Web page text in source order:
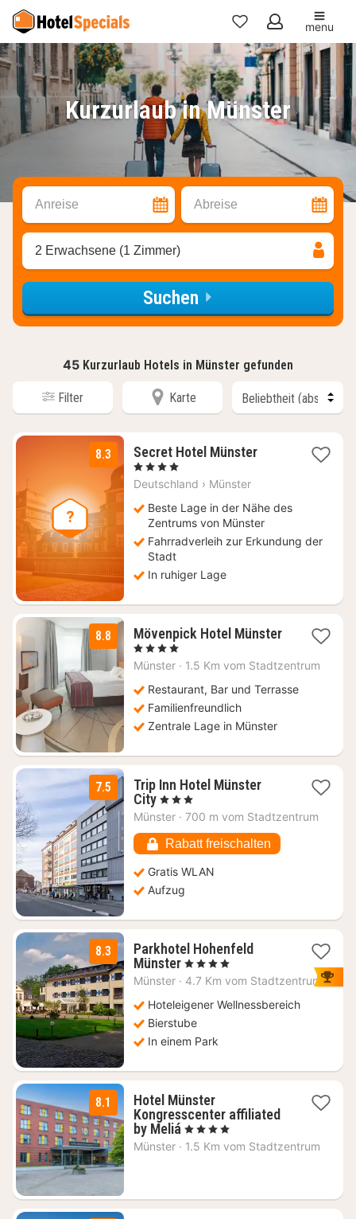
Meine
Favoriten
menu
Kurzurlaub in Münster
Anreise Abreise
2 Erwachsene (1 Zimmer)
Suchen
45 Kurzurlaub Hotels in Münster gefunden
Filter Karte
8.3 Secret Hotel Münster1
€
, 4 Sterne
Deutschland › Münster
Beste Lage in der Nähe des
Zentrums von Münster
Fahrradverleih zur Erkundung der
Stadt
In ruhiger Lage
8.8
Mövenpick Hotel Münster
2
Nächte
146,30
€
, 4 Sterne
Münster · 1.5 Km vom Stadtzentrum
Restaurant, Bar und Terrasse
Familienfreundlich
Zentrale Lage in Münster
7.5
Trip Inn Hotel Münster
City1
Nacht
72,83
€
, 3 Sterne
Münster · 700 m vom Stadtzentrum
Rabatt freischalten
Gratis WLAN
Aufzug
8.3
Parkhotel Hohenfeld
Münster1
Nacht
103,46
€
, 4 Sterne
Münster · 4.7 Km vom Stadtzentrum
Hoteleigener Wellnessbereich
Bierstube
In einem Park
8.1
Hotel Münster
Kongresscenter affiliated
by Meliá 1
Nacht
, 4 Sterne
Münster · 1.5 Km vom Stadtzentrum